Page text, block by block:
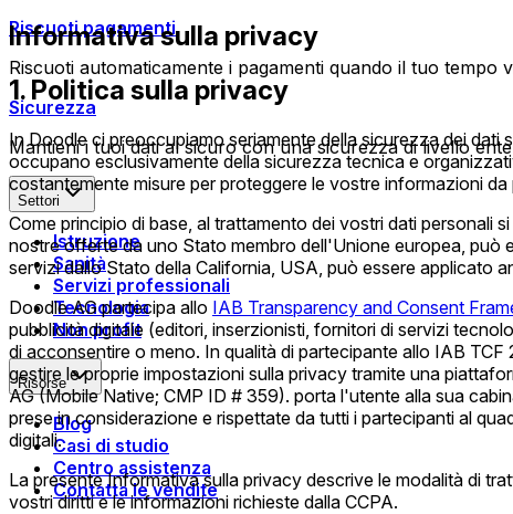
Riscuoti pagamenti
Riscuoti automaticamente i pagamenti quando il tuo tempo
Sicurezza
Mantieni i tuoi dati al sicuro con una sicurezza di livello
Settori
Istruzione
Sanità
Servizi professionali
Tecnologia
Non profit
Risorse
Blog
Casi di studio
Centro assistenza
Contatta le vendite
Informativa sulla privacy
1. Politica sulla privacy
In Doodle ci preoccupiamo seriamente della sicurezza dei
occupano esclusivamente della sicurezza tecnica e
costantemente misure per proteggere le vostre informazioni
Come principio di base, al trattamento dei vostri dati personali
nostre offerte da uno Stato membro dell'Unione europea,
servizi dallo Stato della California, USA, può essere applicato
Doodle AG partecipa allo IAB Transparency and Consent
pubblicità digitale (editori, inserzionisti, fornitori di servizi
di acconsentire o meno. In qualità di partecipante allo IAB
gestire le proprie impostazioni sulla privacy tramite una
AG (Mobile Native; CMP ID # 359). porta l'utente alla sua
prese in considerazione e rispettate da tutti i partecipanti al
digitali.
La presente Informativa sulla privacy descrive le modalità di
vostri diritti e le informazioni richieste dalla CCPA.